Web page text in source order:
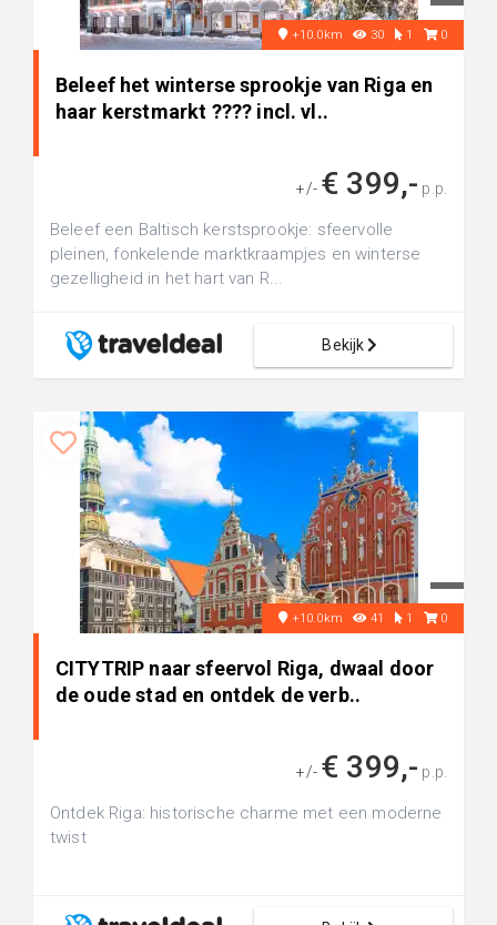
+10.0km 30 1 0
Beleef het winterse sprookje van Riga en
haar kerstmarkt ???? incl. vl..
+/- € 399,- p.p.
Beleef een Baltisch kerstsprookje: sfeervolle
pleinen, fonkelende marktkraampjes en winterse
gezelligheid in het hart van R...
Bekijk
+10.0km 41 1 0
CITYTRIP naar sfeervol Riga, dwaal door
de oude stad en ontdek de verb..
+/- € 399,- p.p.
Ontdek Riga: historische charme met een moderne
twist